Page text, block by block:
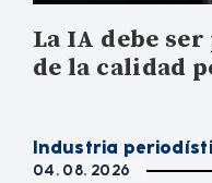
La IA debe
de la calidad
Industria
04. 08. 2026